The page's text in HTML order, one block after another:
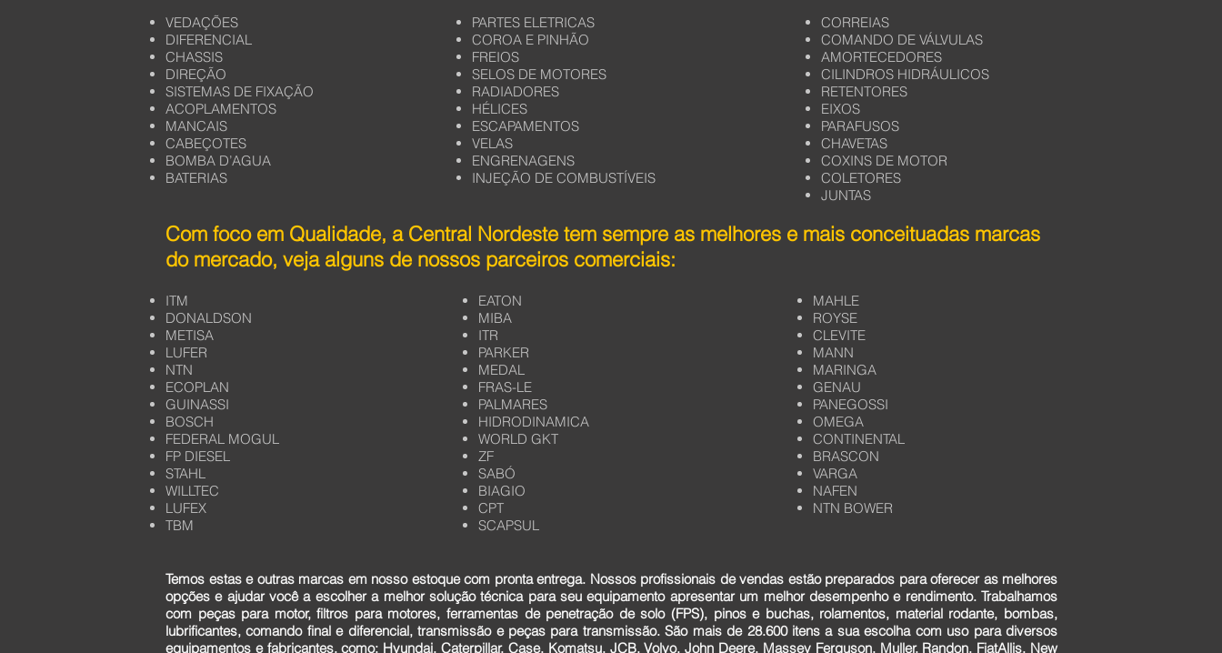
VEDAÇÕES
DIFERENCIAL
CHASSIS
DIREÇÃO
SISTEMAS DE FIXAÇÃO
ACOPLAMENTOS
MANCAIS
CABEÇOTES
BOMBA D’AGUA
BATERIAS
PARTES ELETRICAS
COROA E PINHÃO
FREIOS
SELOS DE MOTORES
RADIADORES
HÉLICES
ESCAPAMENTOS
VELAS
ENGRENAGENS
INJEÇÃO DE COMBUSTÍVEIS
CORREIAS
COMANDO DE VÁLVULAS
AMORTECEDORES
CILINDROS HIDRÁULICOS
RETENTORES
EIXOS
PARAFUSOS
CHAVETAS
COXINS DE MOTOR
COLETORES
JUNTAS
Com foco em Qualidade, a Central Nordeste tem sempre as melhores e mais conceituadas marcas
do mercado, veja alguns de nossos parceiros comerciais:
ITM
DONALDSON
METISA
LUFER
NTN
ECOPLAN
GUINASSI
BOSCH
FEDERAL MOGUL
FP DIESEL
STAHL
WILLTEC
LUFEX
TBM
EATON
MIBA
ITR
PARKER
MEDAL
FRAS-LE
PALMARES
HIDRODINAMICA
WORLD GKT
ZF
SABÓ
BIAGIO
CPT
SCAPSUL
MAHLE
ROYSE
CLEVITE
MANN
MARINGA
GENAU
PANEGOSSI
OMEGA
CONTINENTAL
BRASCON
VARGA
NAFEN
NTN BOWER
Temos estas e outras marcas em nosso estoque com pronta entrega. Nossos profissionais de vendas estão preparados para oferecer as melhores
opções e ajudar você a escolher a melhor solução técnica para seu equipamento apresentar um melhor desempenho e rendimento. Trabalhamos
com peças para motor, filtros para motores, ferramentas de penetração de solo (FPS), pinos e buchas, rolamentos, material rodante, bombas,
lubrificantes, comando final e diferencial, transmissão e peças para transmissão. São mais de 28.600 itens a sua escolha com uso para diversos
equipamentos e fabricantes, como: Hyundai, Caterpillar, Case, Komatsu, JCB, Volvo, John Deere, Massey Ferguson, Muller, Randon, FiatAllis, New